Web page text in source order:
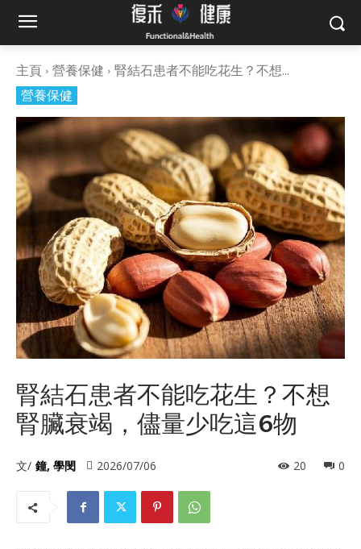
主頁 營養保健
腎結石患者不能吃花生？不想...
營養保健
腎結石患者不能吃花生？不想
腎臟衰竭，儘量少吃這6物
文/ 鐘, 學閔 2026/07/06 0
20